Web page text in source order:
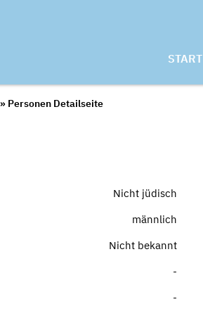
START
» Personen Detailseite
Nicht jüdisch
männlich
Nicht bekannt
-
-